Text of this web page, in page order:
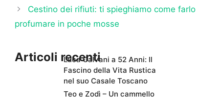
Cestino dei rifiuti: ti spieghiamo come farlo
profumare in poche mosse
Articoli recentiLuca Calvani a 52 Anni: Il
Fascino della Vita Rustica
nel suo Casale Toscano
Teo e Zodì – Un cammello